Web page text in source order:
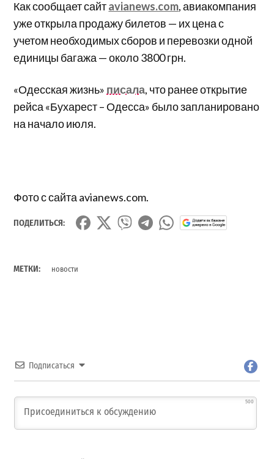
Как сообщает сайтavianews.com, авиакомпания
уже открыла продажу билетов — их цена с
учетом необходимых сборов и перевозки одной
единицы багажа — около 3800 грн.
«Одесская жизнь» писала, что ранее открытие
рейса «Бухарест – Одесса» было запланировано
на начало июля.
Фото с сайта avianews.com.
ПОДЕЛИТЬСЯ:
МЕТКИ: новости
Подписаться
500